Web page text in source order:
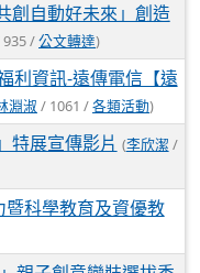
創自動好未來」創造
/公文轉達)
利資訊-遠傳電信【遠
淵淑 / 1061 /各類活動)
特展宣傳影片 (李欣潔 /
暨科學教育及資優教